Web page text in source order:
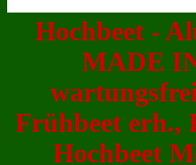
Hochbeet -
MADE
Frühbeet erh.,
Hochbeet